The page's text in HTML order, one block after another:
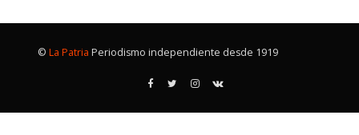
© La Patria Periodismo independiente desde 1919